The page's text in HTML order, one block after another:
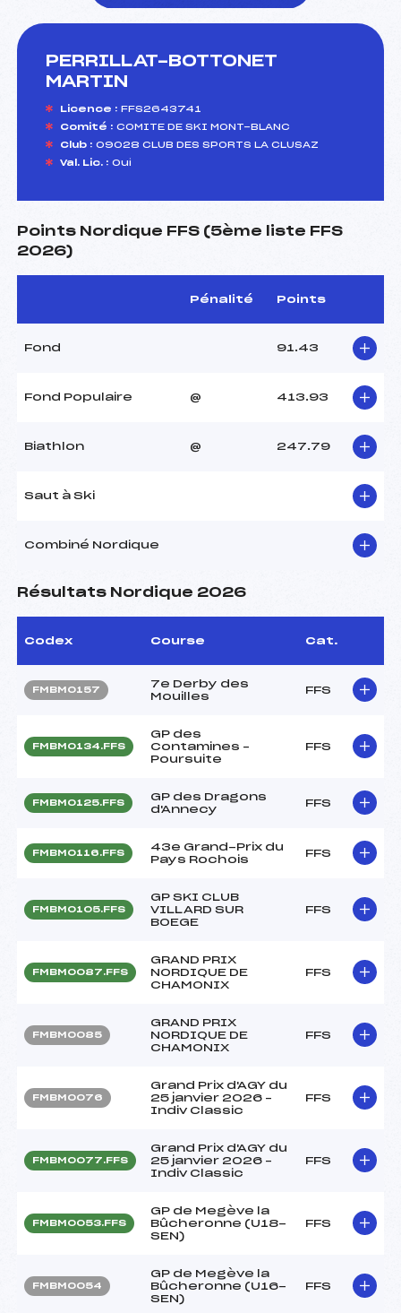
le ski
PERRILLAT-BOTTONET
MARTIN
Licence : FFS2643741
Comité : COMITE DE SKI MONT-BLANC
Club : 09028 CLUB DES SPORTS LA CLUSAZ
Val. Lic. : Oui
Points Nordique FFS (5ème liste FFS
2026)
Pénalité Points
Fond 91.43
Fond Populaire @ 413.93
Biathlon @ 247.79
Saut à Ski
Combiné Nordique
Résultats Nordique 2026
Codex Course Cat.
FMBM0157
7e Derby des
Mouilles
FFS
FMBM0134.FFS
GP des
Contamines –
Poursuite
FFS
FMBM0125.FFS
GP des Dragons
d'Annecy
FFS
FMBM0116.FFS
43e Grand-Prix du
Pays Rochois
FFS
FMBM0105.FFS
GP SKI CLUB
VILLARD SUR
BOEGE
FFS
FMBM0087.FFS
GRAND PRIX
NORDIQUE DE
CHAMONIX
FFS
FMBM0085
GRAND PRIX
NORDIQUE DE
CHAMONIX
FFS
FMBM0076
Grand Prix d'AGY du
25 janvier 2026 –
Indiv Classic
FFS
FMBM0077.FFS
Grand Prix d'AGY du
25 janvier 2026 –
Indiv Classic
FFS
FMBM0053.FFS
GP de Megève la
Bûcheronne (U18-
SEN)
FFS
FMBM0054
GP de Megève la
Bûcheronne (U16-
SEN)
FFS